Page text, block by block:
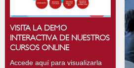
VISITA LA DEMO
INTERACTIVA DE NUESTROS
CURSOS ONLINE
Accede aquí para visualizarla